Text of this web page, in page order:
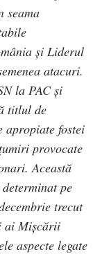
seama
şi Liderul
atacuri.
la PAC şi
titlul de
apropiate fostei
provocate
Această
pe
trecut
ai Mişcării
aspecte legate